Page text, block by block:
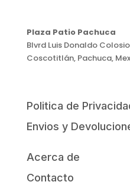
Plaza Patio Pachuca
Blvrd Luis Donaldo
Coscotitlán, Pachuca,
Politica de
Envios y
Acerca de
Contacto